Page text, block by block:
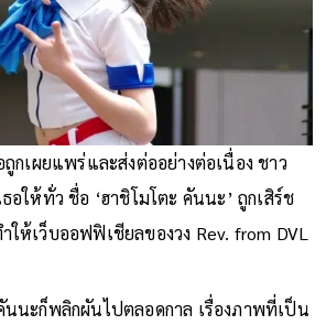
กเผยแพร่และส่งต่ออย่างต่อเนื่อง ชาว
ให้ทั่ว ชื่อ ‘ฮาชิโมโตะ คันนะ’ ถูกเสิร์ช
ห้เว็บออฟฟิเชียลของวง Rev. from DVL
นะก็พลิกผันไปตลอดกาล เรื่องภาพที่เป็น